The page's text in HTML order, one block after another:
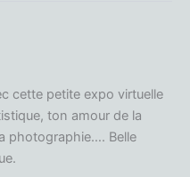
cette petite expo virtuelle
ton amour de la
photographie…. Belle